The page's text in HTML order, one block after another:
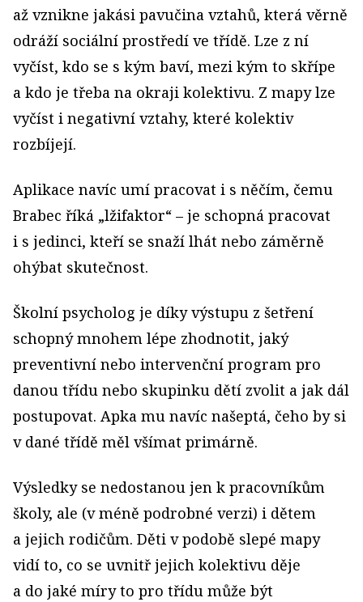
až vznikne jakási pavučina vztahů, která věrně
odráží sociální prostředí ve třídě. Lze z ní
vyčíst, kdo se s kým baví, mezi kým to skřípe
a kdo je třeba na okraji kolektivu. Z mapy lze
vyčíst i negativní vztahy, které kolektiv
rozbíjejí.
Aplikace navíc umí pracovat i s něčím, čemu
Brabec říká „lžifaktor“ – je schopná pracovat
i s jedinci, kteří se snaží lhát nebo záměrně
ohýbat skutečnost.
Školní psycholog je díky výstupu z šetření
schopný mnohem lépe zhodnotit, jaký
preventivní nebo intervenční program pro
danou třídu nebo skupinku dětí zvolit a jak dál
postupovat. Apka mu navíc našeptá, čeho by si
v dané třídě měl všímat primárně.
Výsledky se nedostanou jen k pracovníkům
školy, ale (v méně podrobné verzi) i dětem
a jejich rodičům. Děti v podobě slepé mapy
vidí to, co se uvnitř jejich kolektivu děje
a do jaké míry to pro třídu může být